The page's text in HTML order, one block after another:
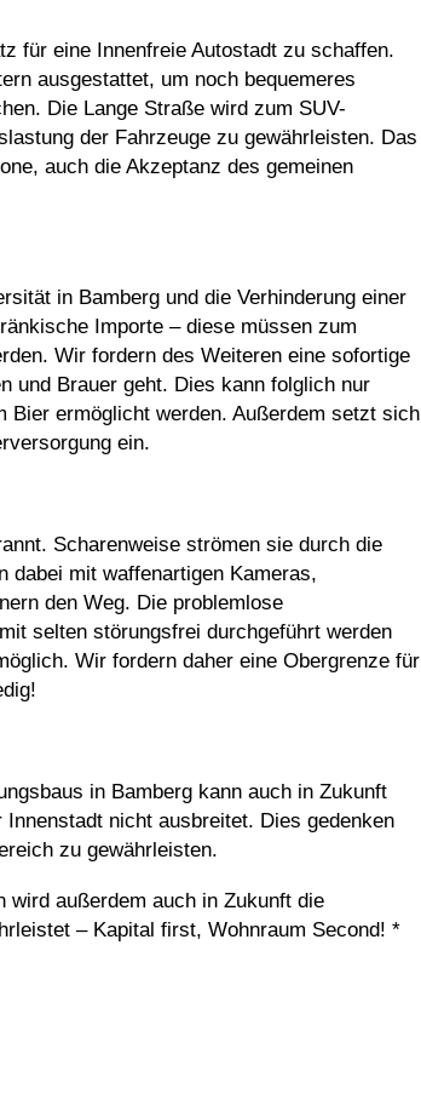
für eine Innenfreie Autostadt zu schaffen.
ausgestattet, um noch bequemeres
Die Lange Straße wird zum SUV-
der Fahrzeuge zu gewährleisten. Das
auch die Akzeptanz des gemeinen
in Bamberg und die Verhinderung einer
Importe – diese müssen zum
Wir fordern des Weiteren eine sofortige
und Brauer geht. Dies kann folglich nur
Bier ermöglicht werden. Außerdem setzt sich
ein.
Scharenweise strömen sie durch die
dabei mit waffenartigen Kameras,
den Weg. Die problemlose
selten störungsfrei durchgeführt werden
Wir fordern daher eine Obergrenze für
in Bamberg kann auch in Zukunft
nicht ausbreitet. Dies gedenken
zu gewährleisten.
wird außerdem auch in Zukunft die
– Kapital first, Wohnraum Second! *